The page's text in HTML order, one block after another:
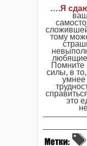
….Я
тому
любящие
Помните
силы, в
умнее
это